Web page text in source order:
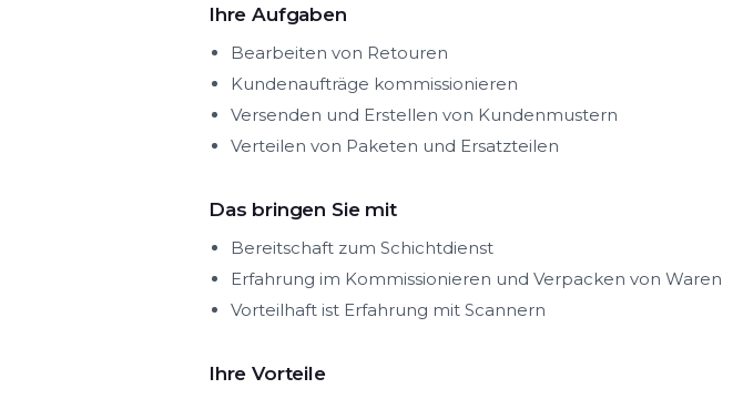
Ihre Aufgaben
Bearbeiten von Retouren
Kundenaufträge kommissionieren
Versenden und Erstellen von Kundenmustern
Verteilen von Paketen und Ersatzteilen
Das bringen Sie mit
Bereitschaft zum Schichtdienst
Erfahrung im Kommissionieren und Verpacken von Waren
Vorteilhaft ist Erfahrung mit Scannern
Ihre Vorteile